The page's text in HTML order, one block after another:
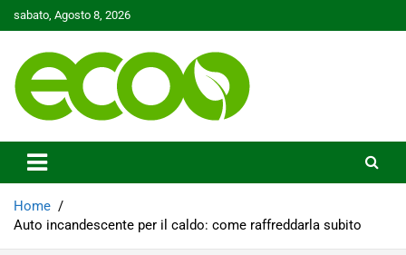
to
sabato, Agosto 8, 2026
Ecoo.it
Home
Auto incandescente per il caldo: come raffreddarla subito